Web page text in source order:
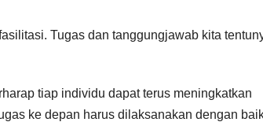
Tugas dan tanggungjawab kita
tiap individu dapat terus meningkatkan
ke depan harus dilaksanakan dengan